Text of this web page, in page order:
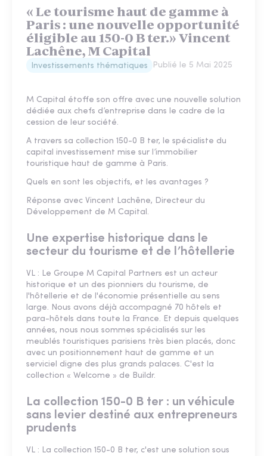
« Le tourisme haut de gamme à
Paris : une nouvelle opportunité
éligible au 150-0 B ter.» Vincent
Lachêne, M Capital
Investissements thématiques Publié le 5 Mai 2025
M Capital étoffe son offre avec une nouvelle solution
dédiée aux chefs d’entreprise dans le cadre de la
cession de leur société.
A travers sa collection 150-0 B ter, le spécialiste du
capital investissement mise sur l’immobilier
touristique haut de gamme à Paris.
Quels en sont les objectifs, et les avantages ?
Réponse avec Vincent Lachêne, Directeur du
Développement de M Capital.
Une expertise historique dans le
secteur du tourisme et de l’hôtellerie
VL : Le Groupe M Capital Partners est un acteur
historique et un des pionniers du tourisme, de
l'hôtellerie et de l'économie présentielle au sens
large. Nous avons déjà accompagné 70 hôtels et
para-hôtels dans toute la France. Et depuis quelques
années, nous nous sommes spécialisés sur les
meublés touristiques parisiens très bien placés, donc
avec un positionnement haut de gamme et un
serviciel digne des plus grands palaces. C'est la
collection « Welcome » de Buildr.
La collection 150-0 B ter : un véhicule
sans levier destiné aux entrepreneurs
prudents
VL : La collection 150-0 B ter, c'est une solution sous